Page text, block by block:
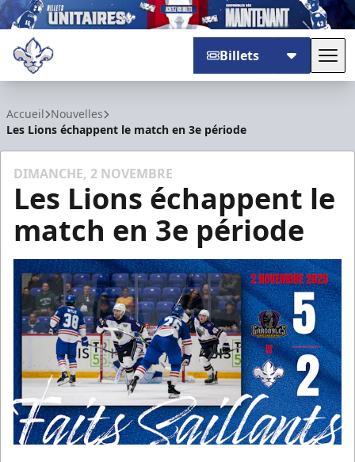
Billets
Accueil Nouvelles
Les Lions échappent le match en 3e période
DIMANCHE, 2 NOVEMBRE
Les Lions échappent le
match en 3e période